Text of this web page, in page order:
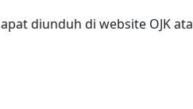
diunduh di website OJK